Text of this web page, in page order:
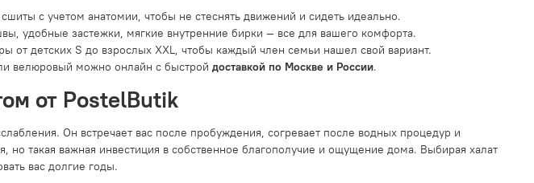
с учетом анатомии, чтобы не стеснять движений и сидеть идеально.
удобные застежки, мягкие внутренние бирки — все для вашего комфорта.
от детских S до взрослых XXL, чтобы каждый член семьи нашел свой вариант.
велюровый можно онлайн с быстрой доставкой по Москве и России.
от PostelButik
Он встречает вас после пробуждения, согревает после водных процедур и
но такая важная инвестиция в собственное благополучие и ощущение дома. Выбирая халат
вас долгие годы.